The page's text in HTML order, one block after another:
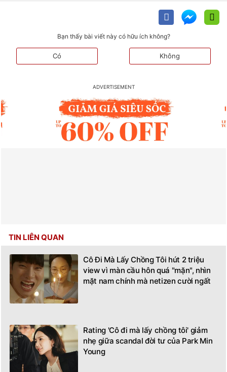
Bạn thấy bài viết này có hữu ích không?
Có Không
TIN LIÊN QUAN
Cô Đi Mà Lấy Chồng Tôi hút 2 triệu
view vì màn cầu hôn quá "mặn", nhìn
mặt nam chính mà netizen cười ngất
Rating 'Cô đi mà lấy chồng tôi' giảm
nhẹ giữa scandal đời tư của Park Min
Young